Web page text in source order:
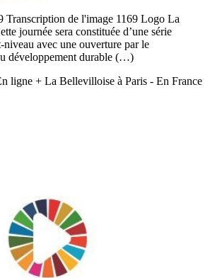
Transcription de l'image 1169 Logo La
journée sera constituée d’une série
niveau avec une ouverture par le
développement durable (…)
ligne + La Bellevilloise à Paris - En France